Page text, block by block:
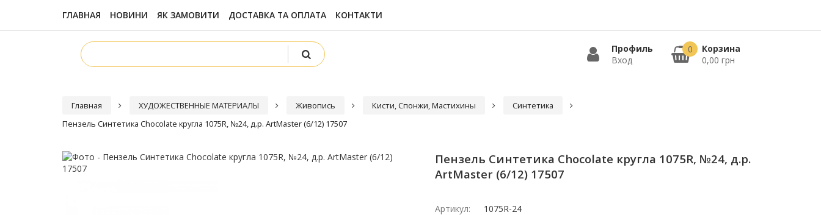
ГЛАВНАЯ НОВИНИ ЯК ЗАМОВИТИ ДОСТАВКА ТА ОПЛАТА КОНТАКТИ
Профиль
Вход
Корзина
0,00 грн
0
Главная ХУДОЖЕСТВЕННЫЕ МАТЕРИАЛЫ Живопись Кисти, Спонжи, Мастихины
Синтетика
Пензель Синтетика Chocolate кругла 1075R, №24, д.р. ArtMaster (6/12) 17507
Пензель Синтетика Chocolate кругла 1075R, №24, д.р.
ArtMaster (6/12) 17507
Артикул:
1075R-24